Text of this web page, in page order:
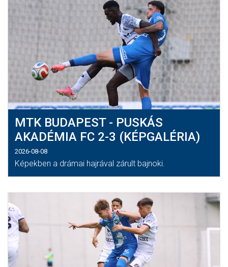
KLUB
GALÉRIA
SZURKOLÓI ÉLMÉNYEK
AKKREDITÁCIÓ
MTK BUDAPEST - PUSKÁS
AKADÉMIA FC 2-3 (KÉPGALÉRIA)
2026-08-08
Képekben a drámai hajrával zárult bajnoki.